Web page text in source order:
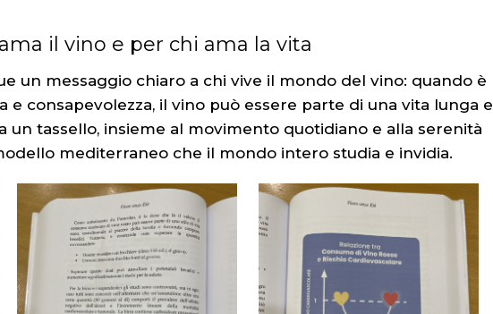
il vino e per chi ama la vita
un messaggio chiaro a chi vive il mondo del vino: quando è
e consapevolezza, il vino può essere parte di una vita lunga e
un tassello, insieme al movimento quotidiano e alla serenità
mediterraneo che il mondo intero studia e invidia.